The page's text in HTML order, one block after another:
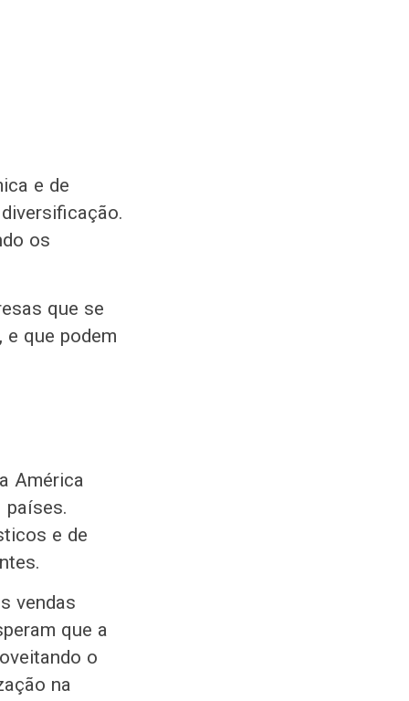
e de
os
que se
e que podem
América
países.
e de
vendas
que a
o
na